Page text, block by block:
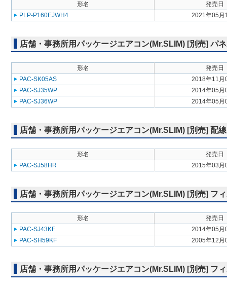
形名
発売日
PLP-P160EJWH4
2021年05月
店舗・事務所用パッケージエアコン(Mr.SLIM) [別売] パ
形名
発売日
PAC-SK05AS
2018年11月
PAC-SJ35WP
2014年05月
PAC-SJ36WP
2014年05月
店舗・事務所用パッケージエアコン(Mr.SLIM) [別売] 配
形名
発売日
PAC-SJ58HR
2015年03月
店舗・事務所用パッケージエアコン(Mr.SLIM) [別売] フ
形名
発売日
PAC-SJ43KF
2014年05月
PAC-SH59KF
2005年12月
店舗・事務所用パッケージエアコン(Mr.SLIM) [別売] フ